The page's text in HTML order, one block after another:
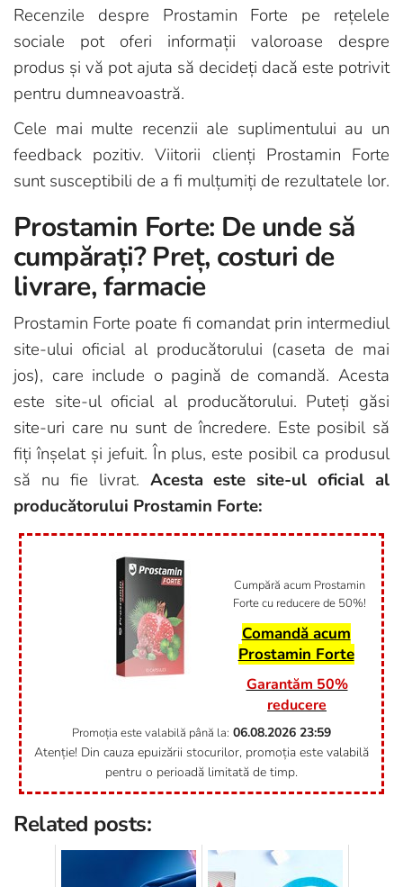
Recenzile despre Prostamin Forte pe rețelele
sociale pot oferi informații valoroase despre
produs și vă pot ajuta să decideți dacă este potrivit
pentru dumneavoastră.
Cele mai multe recenzii ale suplimentului au un
feedback pozitiv. Viitorii clienți Prostamin Forte
sunt susceptibili de a fi mulțumiți de rezultatele lor.
Prostamin Forte: De unde să
cumpărați? Preț, costuri de
livrare, farmacie
Prostamin Forte poate fi comandat prin intermediul
site-ului oficial al producătorului (caseta de mai
jos), care include o pagină de comandă. Acesta
este site-ul oficial al producătorului. Puteți găsi
site-uri care nu sunt de încredere. Este posibil să
fiți înșelat și jefuit. În plus, este posibil ca produsul
să nu fie livrat. Acesta este site-ul oficial al
producătorului Prostamin Forte:
Cumpără acum Prostamin
Forte cu reducere de 50%!
Comandă acum
Prostamin Forte
Garantăm 50%
reducere
Promoția este valabilă până la: 06.08.2026 23:59
Atenție! Din cauza epuizării stocurilor, promoția este valabilă
pentru o perioadă limitată de timp.
Related posts: